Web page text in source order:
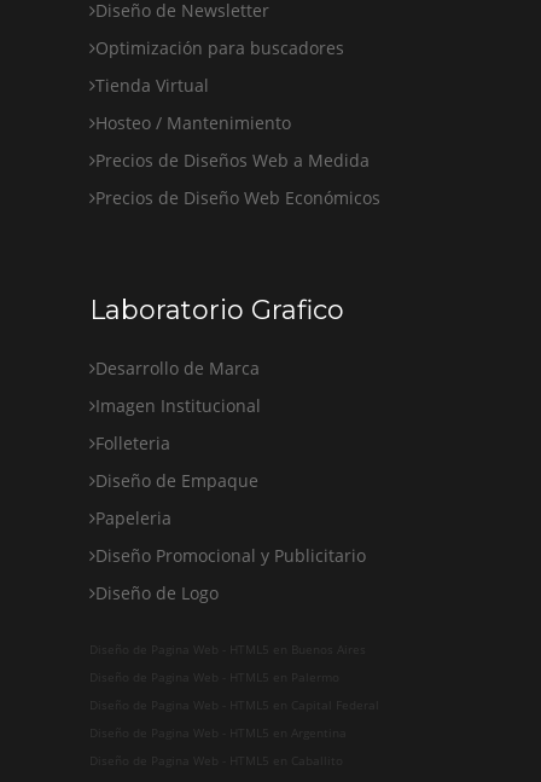
Diseño de Newsletter
Optimización para buscadores
Tienda Virtual
Hosteo / Mantenimiento
Precios de Diseños Web a Medida
Precios de Diseño Web Económicos
Laboratorio Grafico
Desarrollo de Marca
Imagen Institucional
Folleteria
Diseño de Empaque
Papeleria
Diseño Promocional y Publicitario
Diseño de Logo
Diseño de Pagina Web - HTML5 en Buenos Aires
Diseño de Pagina Web - HTML5 en Palermo
Diseño de Pagina Web - HTML5 en Capital Federal
Diseño de Pagina Web - HTML5 en Argentina
Diseño de Pagina Web - HTML5 en Caballito